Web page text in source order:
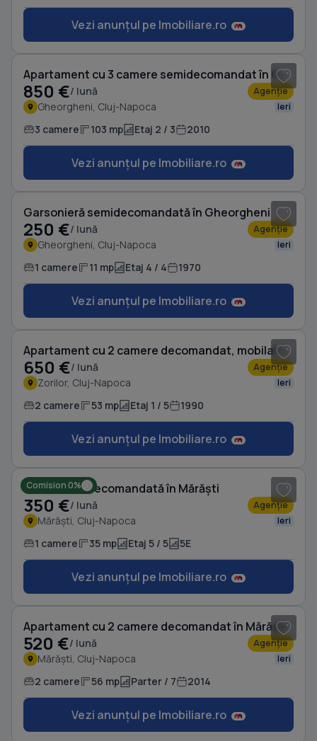
Vezi anunțul pe Imobiliare.ro
Apartament cu 3 camere semidecomandat în Gheorgheni
850 €/ lună Agenție
Gheorgheni, Cluj-Napoca Ieri
3 camere 103 mp Etaj 2 / 3 2010
Vezi anunțul pe Imobiliare.ro
Garsonieră semidecomandată în Gheorgheni
250 €/ lună Agenție
Gheorgheni, Cluj-Napoca Ieri
1 camere 11 mp Etaj 4 / 4 1970
Vezi anunțul pe Imobiliare.ro
Apartament cu 2 camere decomandat, mobilat în Zorilor
650 €/ lună Agenție
Zorilor, Cluj-Napoca Ieri
2 camere 53 mp Etaj 1 / 5 1990
Vezi anunțul pe Imobiliare.ro
Comision 0%
Garsonieră decomandată în Mărăști
350 €/ lună Agenție
Mărăști, Cluj-Napoca Ieri
1 camere 35 mp Etaj 5 / 5 5E
Vezi anunțul pe Imobiliare.ro
Apartament cu 2 camere decomandat în Mărăști
520 €/ lună Agenție
Mărăști, Cluj-Napoca Ieri
2 camere 56 mp Parter / 7 2014
Vezi anunțul pe Imobiliare.ro